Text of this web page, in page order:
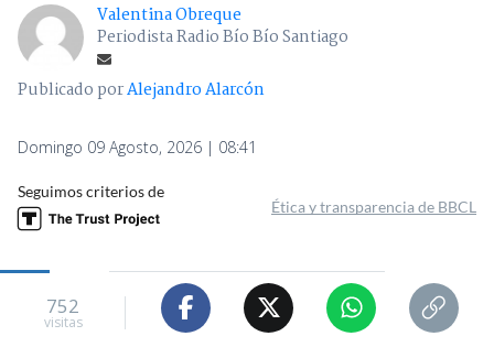
Valentina Obreque
Periodista Radio Bío Bío Santiago
Publicado porAlejandro Alarcón
Domingo 09 Agosto, 2026 | 08:41
Seguimos criterios de
Ética y transparencia de BBCL
752
visitas